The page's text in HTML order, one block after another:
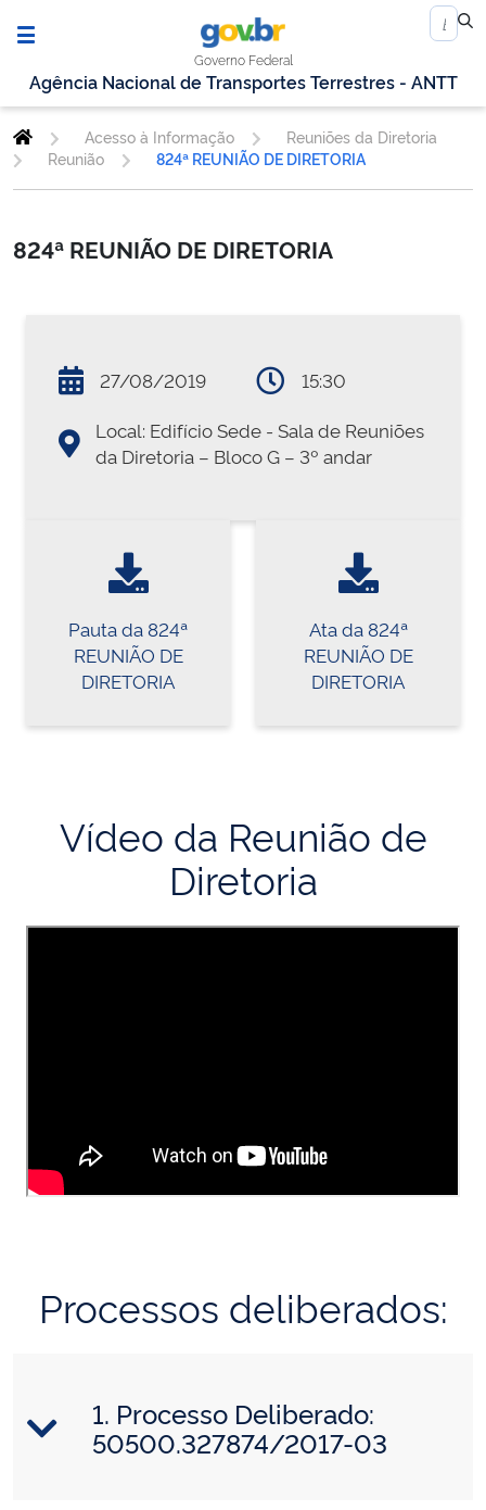
Governo Federal
Agência Nacional de Transportes Terrestres - ANTT
Acesso à Informação
Reuniões da Diretoria
Reunião
824ª REUNIÃO DE DIRETORIA
824ª REUNIÃO DE DIRETORIA
27/08/2019
15:30
Local: Edifício Sede - Sala de Reuniões
da Diretoria – Bloco G – 3º andar
Pauta da 824ª
REUNIÃO DE
DIRETORIA
Ata da 824ª
REUNIÃO DE
DIRETORIA
Vídeo da Reunião de
Diretoria
Processos deliberados:
1. Processo Deliberado:
50500.327874/2017-03